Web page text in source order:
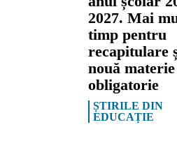
2027. Mai
timp pentru
recapitulare
nouă materie
obligatorie
ȘTIRILE DIN
EDUCAȚIE